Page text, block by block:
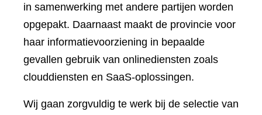
in samenwerking met andere partijen worden
opgepakt. Daarnaast maakt de provincie voor
haar informatievoorziening in bepaalde
gevallen gebruik van onlinediensten zoals
clouddiensten en SaaS-oplossingen.
Wij gaan zorgvuldig te werk bij de selectie van